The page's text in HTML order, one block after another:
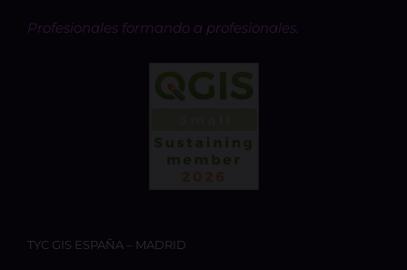
Profesionales formando a profesionales.
TYC GIS ESPAÑA – MADRID